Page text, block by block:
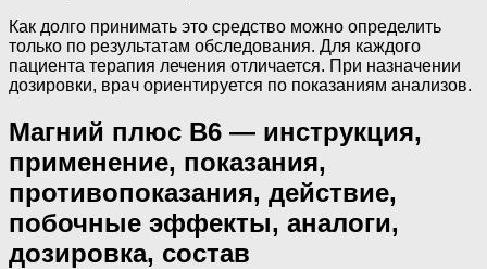
Как долго принимать это средство можно определить
только по результатам обследования. Для каждого
пациента терапия лечения отличается. При назначении
дозировки, врач ориентируется по показаниям анализов.
Магний плюс В6 — инструкция,
применение, показания,
противопоказания, действие,
побочные эффекты, аналоги,
дозировка, состав